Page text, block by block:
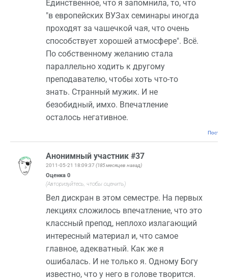
Единственное, что я запомнила, то, что
"в европейских ВУЗах семинары иногда
проходят за чашечкой чая, что очень
способствует хорошей атмосфере". Всё.
По собственному желанию стала
параллельно ходить к другому
преподавателю, чтобы хоть что-то
знать. Странный мужик. И не
безобидный, имхо. Впечатление
осталось негативное.
Анонимный участник #37
2011-05-21 18:09:37 (185 месяцев назад)
Оценка 0
(Авторизуйтесь, чтобы оценить)
Вел дискран в этом семестре. На первых
лекциях сложилось впечатление, что это
классный препод, неплохо излагающий
интересный материал и, что самое
главное, адекватный. Как же я
ошибалась. И не только я. Одному Богу
известно, что у него в голове творится.